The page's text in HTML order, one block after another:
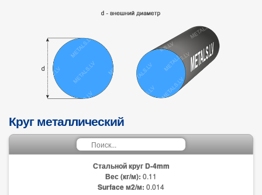
Круг металлический
Стальной круг D-4mm
Вес (кг/м): 0.11
Surface м2/м: 0.014